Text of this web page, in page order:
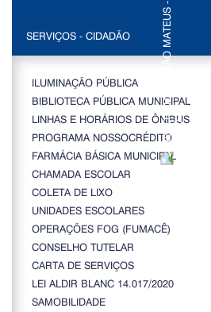
SERVIÇOS - CIDADÃO
ILUMINAÇÃO PÚBLICA
BIBLIOTECA PÚBLICA MUNICIPAL
LINHAS E HORÁRIOS DE ÔNIBUS
PROGRAMA NOSSOCRÉDITO
FARMÁCIA BÁSICA MUNICIPAL
CHAMADA ESCOLAR
COLETA DE LIXO
UNIDADES ESCOLARES
OPERAÇÕES FOG (FUMACÊ)
CONSELHO TUTELAR
CARTA DE SERVIÇOS
LEI ALDIR BLANC 14.017/2020
SAMOBILIDADE